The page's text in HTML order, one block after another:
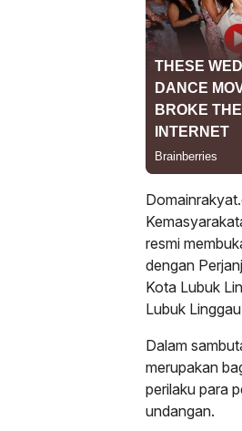
resmi
dengan
Kota Lubuk
Lubuk
Dalam
merupakan
perilaku para
undangan.